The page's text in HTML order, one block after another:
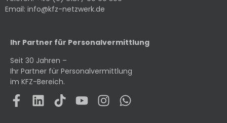
Email: info@kfz-netzwerk.de
Ihr Partner für Personalvermittlung
Seit 30 Jahren –
Ihr Partner für Personalvermittlung
im KFZ-Bereich.